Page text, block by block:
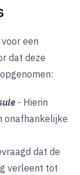
een
dat deze
- Hierin
onafhankelijke
dat de
verleent tot